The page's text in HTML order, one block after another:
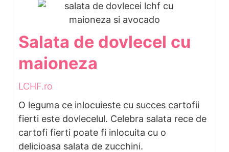
Salata de dovlecel cu
maioneza
LCHF.ro
O leguma ce inlocuieste cu succes cartofii
fierti este dovlecelul. Celebra salata rece de
cartofi fierti poate fi inlocuita cu o
delicioasa salata de zucchini.